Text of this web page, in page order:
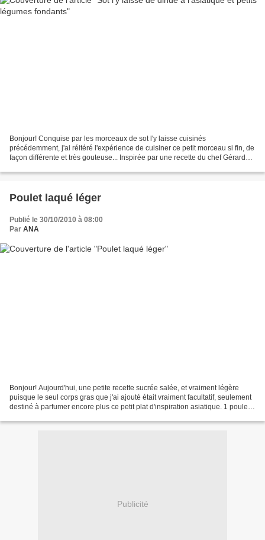
Bonjour! Conquise par les morceaux de sot l'y laisse cuisinés
précédemment, j'ai réitéré l'expérience de cuisiner ce petit morceau si fin, de
façon différente et très gouteuse... Inspirée par une recette du chef Gérard
Poulet laqué léger
Publié le 30/10/2010 à 08:00
Par ANA
Bonjour! Aujourd'hui, une petite recette sucrée salée, et vraiment légère
puisque le seul corps gras que j'ai ajouté était vraiment facultatif, seulement
destiné à parfumer encore plus ce petit plat d'inspiration asiatique. 1 poulet
Publicité